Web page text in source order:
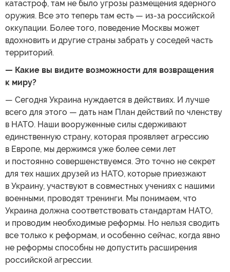
катастроф, там не было угрозы размещения ядерного
оружия. Все это теперь там есть — из-за российской
оккупации. Более того, поведение Москвы может
вдохновить и другие страны забрать у соседей часть
территорий.
— Какие вы видите возможности для возвращения
к миру?
— Сегодня Украина нуждается в действиях. И лучше
всего для этого — дать нам План действий по членству
в НАТО. Наши вооруженные силы сдерживают
единственную страну, которая проявляет агрессию
в Европе, мы держимся уже более семи лет
и постоянно совершенствуемся. Это точно не секрет
для тех наших друзей из НАТО, которые приезжают
в Украину, участвуют в совместных учениях с нашими
военными, проводят тренинги. Мы понимаем, что
Украина должна соответствовать стандартам НАТО,
и проводим необходимые реформы. Но нельзя сводить
все только к реформам, и особенно сейчас, когда явно
не реформы способны не допустить расширения
российской агрессии.